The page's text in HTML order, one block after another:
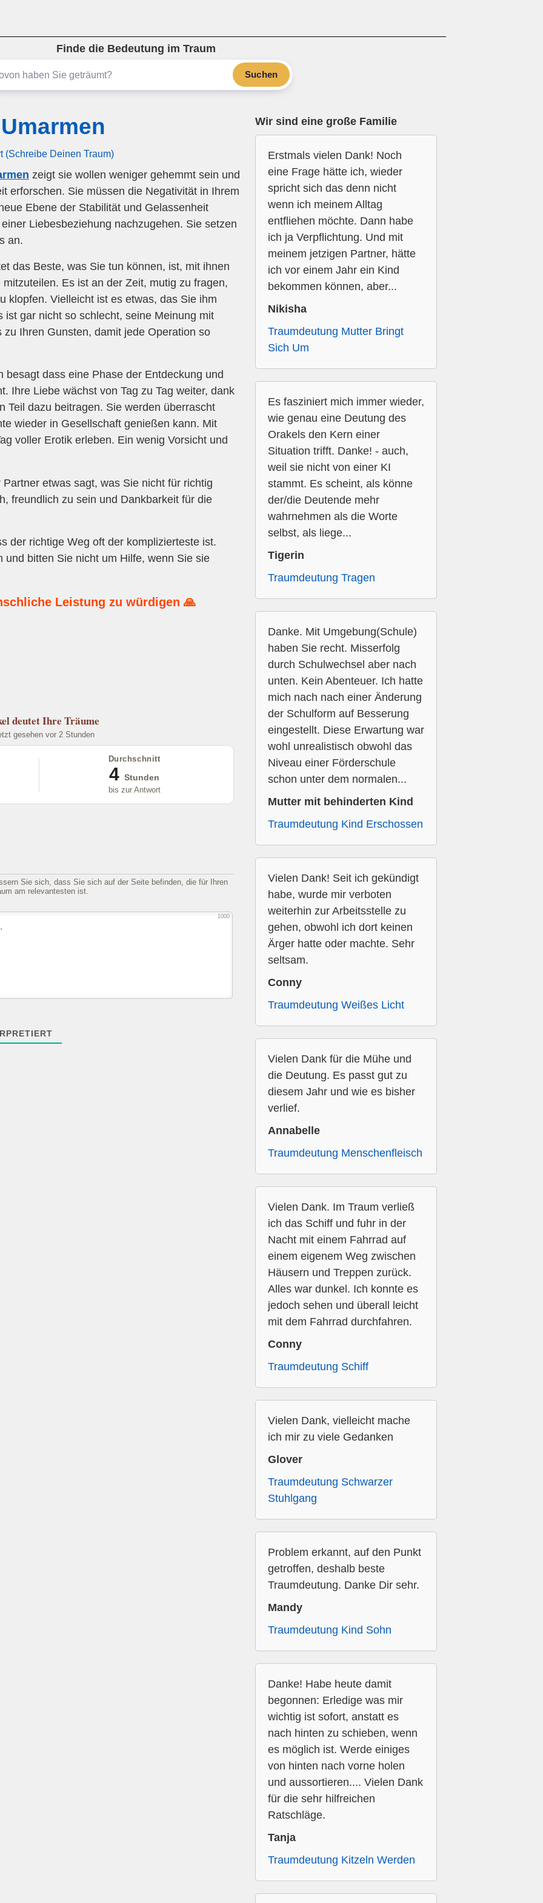
Finde die Bedeutung im Traum
Suchen
(Schreibe Deinen Traum)
zeigt sie wollen weniger gehemmt sein und
erforschen. Sie müssen die Negativität in Ihrem
Ebene der Stabilität und Gelassenheit
Liebesbeziehung nachzugehen. Sie setzen
an.
das Beste, was Sie tun können, ist, mit ihnen
Es ist an der Zeit, mutig zu fragen,
klopfen. Vielleicht ist es etwas, das Sie ihm
ist gar nicht so schlecht, seine Meinung mit
Ihren Gunsten, damit jede Operation so
besagt dass eine Phase der Entdeckung und
Ihre Liebe wächst von Tag zu Tag weiter, dank
Teil dazu beitragen. Sie werden überrascht
wieder in Gesellschaft genießen kann. Mit
voller Erotik erleben. Ein wenig Vorsicht und
etwas sagt, was Sie nicht für richtig
freundlich zu sein und Dankbarkeit für die
der richtige Weg oft der komplizierteste ist.
und bitten Sie nicht um Hilfe, wenn Sie sie
Leistung zu würdigen 🙏
deutet Ihre Träume
gesehen vor 2 Stunden
Durchschnitt
4 Stunden
bis zur Antwort
Sie sich, dass Sie sich auf der Seite befinden, die für Ihren
am relevantesten ist.
1000
Wir sind eine große Familie
Erstmals vielen Dank! Noch
eine Frage hätte ich, wieder
spricht sich das denn nicht
wenn ich meinem Alltag
entfliehen möchte. Dann habe
ich ja Verpflichtung. Und mit
meinem jetzigen Partner, hätte
ich vor einem Jahr ein Kind
bekommen können, aber...
Nikisha
Traumdeutung Mutter Bringt
Sich Um
Es fasziniert mich immer wieder,
wie genau eine Deutung des
Orakels den Kern einer
Situation trifft. Danke! - auch,
weil sie nicht von einer KI
stammt. Es scheint, als könne
der/die Deutende mehr
wahrnehmen als die Worte
selbst, als liege...
Tigerin
Traumdeutung Tragen
Danke. Mit Umgebung(Schule)
haben Sie recht. Misserfolg
durch Schulwechsel aber nach
unten. Kein Abenteuer. Ich hatte
mich nach nach einer Änderung
der Schulform auf Besserung
eingestellt. Diese Erwartung war
wohl unrealistisch obwohl das
Niveau einer Förderschule
schon unter dem normalen...
Mutter mit behinderten Kind
Traumdeutung Kind Erschossen
Vielen Dank! Seit ich gekündigt
habe, wurde mir verboten
weiterhin zur Arbeitsstelle zu
gehen, obwohl ich dort keinen
Ärger hatte oder machte. Sehr
seltsam.
Conny
Traumdeutung Weißes Licht
Vielen Dank für die Mühe und
die Deutung. Es passt gut zu
diesem Jahr und wie es bisher
verlief.
Annabelle
Traumdeutung Menschenfleisch
Vielen Dank. Im Traum verließ
ich das Schiff und fuhr in der
Nacht mit einem Fahrrad auf
einem eigenem Weg zwischen
Häusern und Treppen zurück.
Alles war dunkel. Ich konnte es
jedoch sehen und überall leicht
mit dem Fahrrad durchfahren.
Conny
Traumdeutung Schiff
Vielen Dank, vielleicht mache
ich mir zu viele Gedanken
Glover
Traumdeutung Schwarzer
Stuhlgang
Problem erkannt, auf den Punkt
getroffen, deshalb beste
Traumdeutung. Danke Dir sehr.
Mandy
Traumdeutung Kind Sohn
Danke! Habe heute damit
begonnen: Erledige was mir
wichtig ist sofort, anstatt es
nach hinten zu schieben, wenn
es möglich ist. Werde einiges
von hinten nach vorne holen
und aussortieren.... Vielen Dank
für die sehr hilfreichen
Ratschläge.
Tanja
Traumdeutung Kitzeln Werden